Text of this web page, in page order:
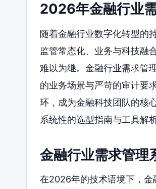
2026年金融行业
随着金融行业数字化转型的
监管常态化、业务与科技融
难以为继。金融行业需求管
的业务场景与严苛的审计要
环，成为金融科技团队的核
系统性的选型指南与工具解析
金融行业需求管理
在2026年的技术语境下，金